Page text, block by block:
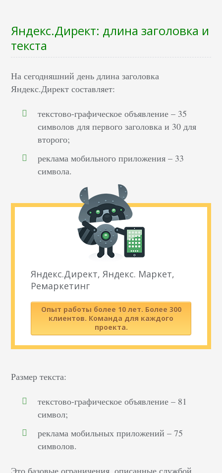
Яндекс.Директ: длина заголовка и
текста
На сегодняшний день длина заголовка
Яндекс.Директ составляет:
текстово-графическое объявление – 35
символов для первого заголовка и 30 для
второго;
реклама мобильного приложения – 33
символа.
Яндекс.Директ, Яндекс. Маркет,
Ремаркетинг
Опыт работы более 10 лет. Более 300
клиентов. Команда для каждого
проекта.
Размер текста:
текстово-графическое объявление – 81
символ;
реклама мобильных приложений – 75
символов.